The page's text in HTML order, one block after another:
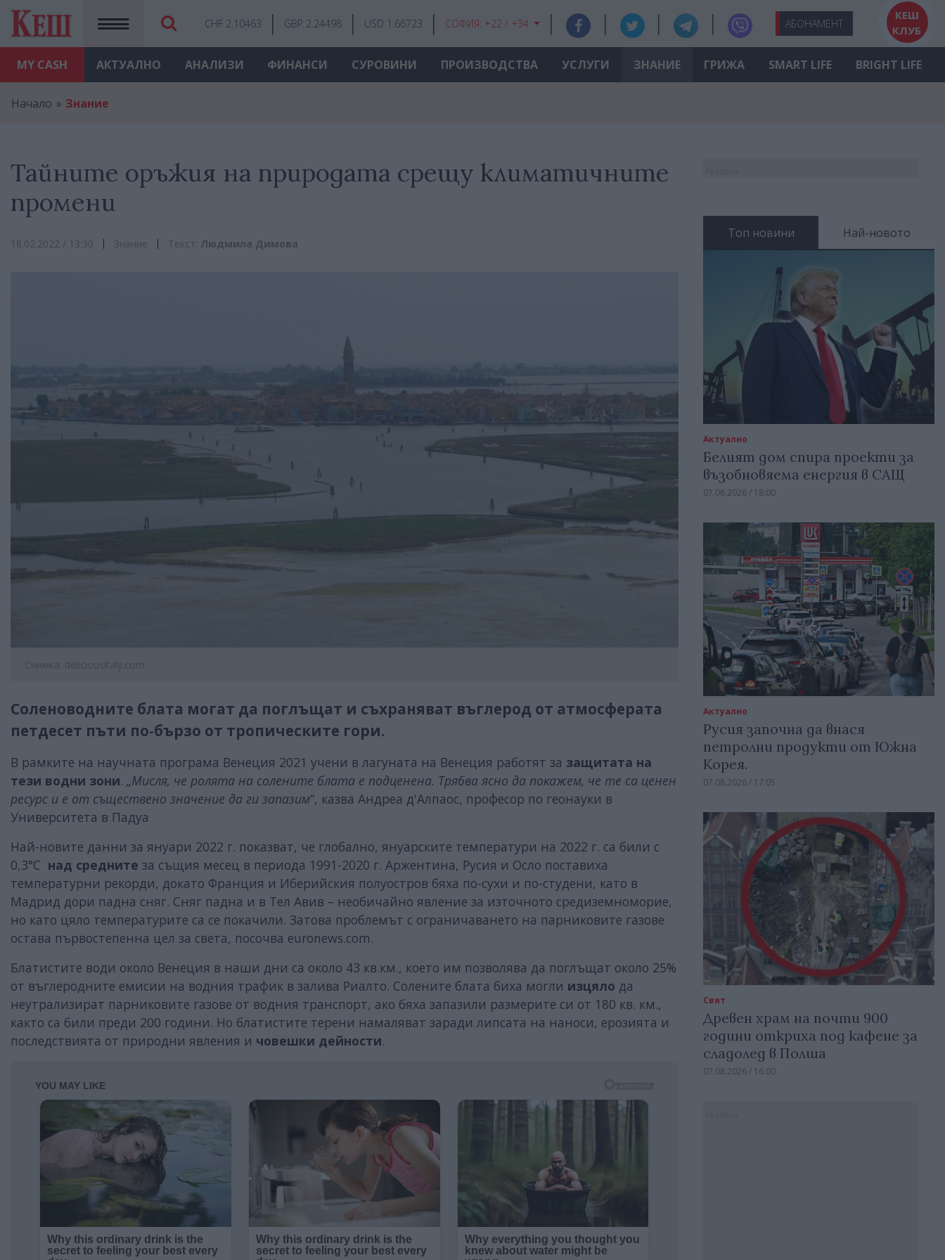
MY CASH
CHF 2.10463 GBP 2.24498 USD 1.66723 СОФИЯ: +22 / +34 АБОНАМЕНТ
КЕШ
КЛУБ
АКТУАЛНО АНАЛИЗИ ФИНАНСИ СУРОВИНИ ПРОИЗВОДСТВА УСЛУГИ ЗНАНИЕ ГРИЖА SMART LIFE BRIGHT LIFE
Начало Знание
Тайните оръжия на природата срещу климатичните
промени
18.02.2022 / 13:30 Знание Текст: Людмила Димова
Снимка: deliciousitaly.com
Соленоводните блата могат да поглъщат и съхраняват въглерод от атмосферата
петдесет пъти по-бързо от тропическите гори.
В рамките на научната програма Венеция 2021 учени в лагуната на Венеция работят за защитата на
тези водни зони. „Мисля, че ролята на солените блата е подценена. Трябва ясно да покажем, че те са ценен
ресурс и е от съществено значение да ги запазим“, казва Андреа д'Алпаос, професор по геонауки в
Университета в Падуа
Най-новите данни за януари 2022 г. показват, че глобално, януарските температури на 2022 г. са били с
0,3°С над средните за същия месец в периода 1991-2020 г. Аржентина, Русия и Осло поставиха
температурни рекорди, докато Франция и Иберийския полуостров бяха по-сухи и по-студени, като в
Мадрид дори падна сняг. Сняг падна и в Тел Авив – необичайно явление за източното средиземноморие,
но като цяло температурите са се покачили. Затова проблемът с ограничаването на парниковите газове
остава първостепенна цел за света, посочва euronews.com.
Блатистите води около Венеция в наши дни са около 43 кв.км., което им позволява да поглъщат около 25%
от въглеродните емисии на водния трафик в залива Риалто. Солените блата биха могли изцяло да
неутрализират парниковите газове от водния транспорт, ако бяха запазили размерите си от 180 кв. км.,
както са били преди 200 години. Но блатистите терени намаляват заради липсата на наноси, ерозията и
последствията от природни явления и човешки дейности.
Топ новини Най-новото
Актуално
Белият дом спира проекти за
възобновяема енергия в САЩ
07.08.2026 / 18:00
Актуално
Русия започна да внася
петролни продукти от Южна
Корея.
07.08.2026 / 17:05
Свят
Древен храм на почти 900
години откриха под кафене за
сладолед в Полша
07.08.2026 / 16:00